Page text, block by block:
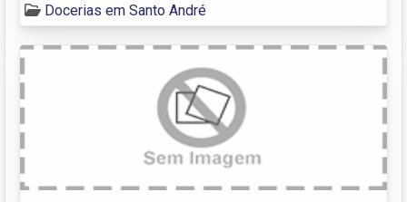
Docerias em Santo André